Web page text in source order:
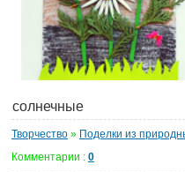
солнечные
Творчество » Поделки из
Комментарии : 0